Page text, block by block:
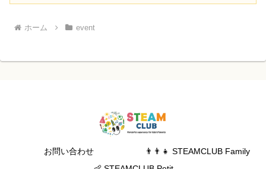
ホーム event
お問い合わせ
👨‍👨‍👧 STEAMCLUB Family